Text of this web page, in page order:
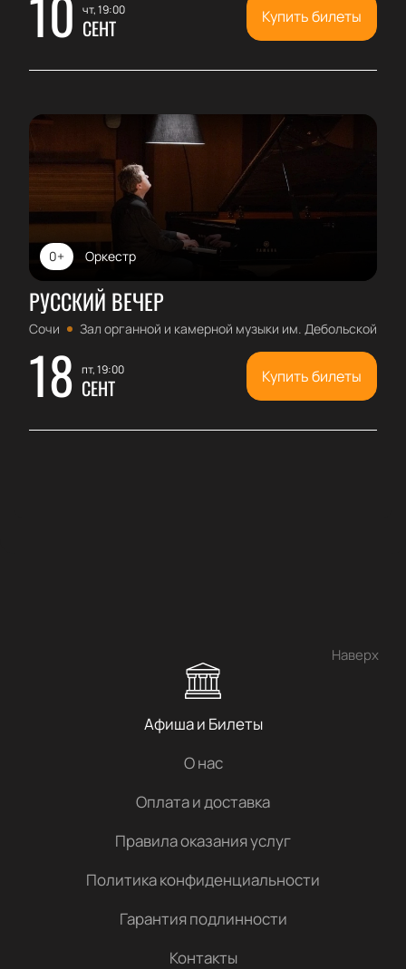
чт, 19:00
СЕНТ Купить билеты
Оркестр
0+
РУССКИЙ ВЕЧЕР
Сочи Зал органной и камерной музыки им. Дебольской
18 пт, 19:00
СЕНТ Купить билеты
Наверх
Афиша и Билеты
О нас
Оплата и доставка
Правила оказания услуг
Политика конфиденциальности
Гарантия подлинности
Контакты